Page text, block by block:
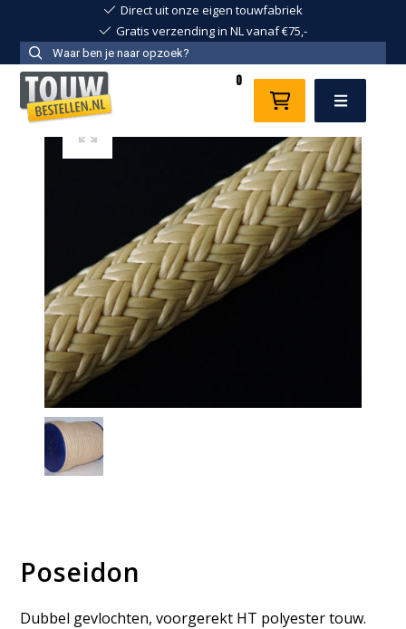
Direct uit onze eigen touwfabriek
Gratis verzending in NL vanaf €75,-
Menu
0
ankerlijnen
Poseidon
Dubbel gevlochten, voorgerekt HT polyester touw.